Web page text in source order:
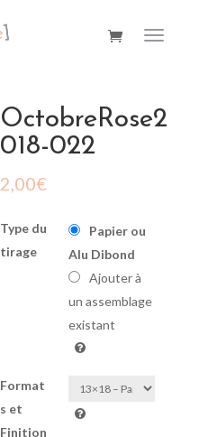
OctobreRose2
018-022
2,00€
Type du
tirage
Papier ou
Alu Dibond
Ajouter à
un assemblage
existant
Format
s et
Finition